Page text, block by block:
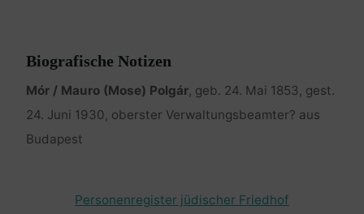
Biografische Notizen
Mór / Mauro (Mose) Polgár, geb. 24. Mai 1853, gest.
24. Juni 1930, oberster Verwaltungsbeamter? aus
Budapest
Personenregister jüdischer Friedhof